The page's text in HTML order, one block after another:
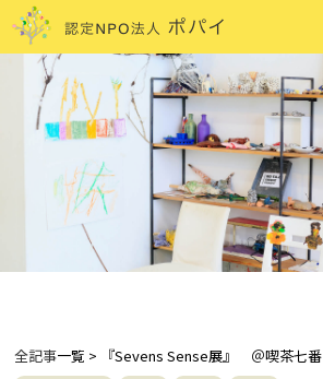
全記事一覧 > 『Sevens Sense展』 ＠喫茶七番